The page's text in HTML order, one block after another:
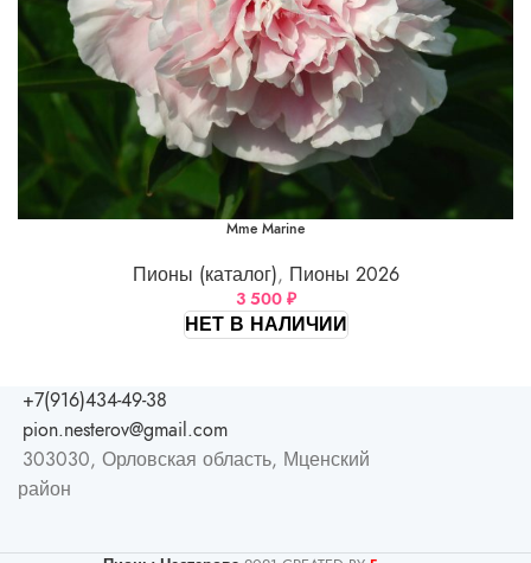
Mme Marine
Пионы (каталог), Пионы 2026
3 500 ₽
НЕТ В НАЛИЧИИ
+7(916)434-49-38
pion.nesterov@gmail.com
303030, Орловская область, Мценский
район